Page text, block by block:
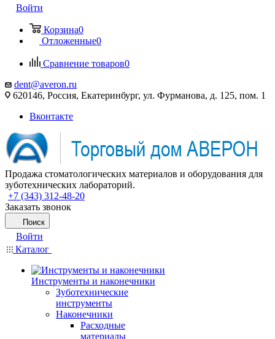
Войти
Корзина0
Отложенные0
Сравнение товаров0
dent@averon.ru
620146, Россия, Екатеринбург, ул. Фурманова, д. 125, пом. 1
Вконтакте
Продажа стоматологических материалов и оборудования для
зуботехнических лабораторий.
+7 (343) 312-48-20
Заказать звонок
Поиск
Войти
Каталог
Инструменты и наконечники
Зуботехнические
инструменты
Наконечники
Расходные
материалы